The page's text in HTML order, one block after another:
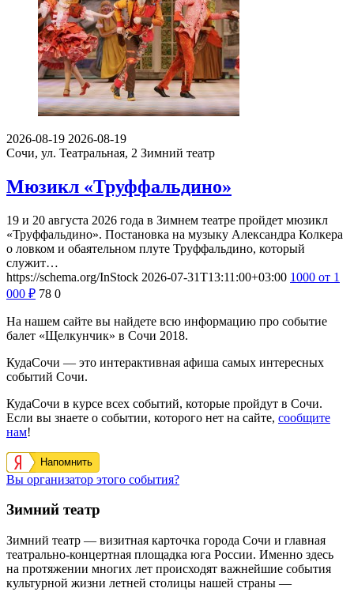
2026-08-19 2026-08-19
Сочи, ул. Театральная, 2 Зимний театр
Мюзикл «Труффальдино»
19 и 20 августа 2026 года в Зимнем театре пройдет мюзикл
«Труффальдино». Постановка на музыку Александра Колкера
о ловком и обаятельном плуте Труффальдино, который
служит…
https://schema.org/InStock 2026-07-31T13:11:00+03:00 1000 от 1
000 ₽ 78 0
На нашем сайте вы найдете всю информацию про событие
балет «Щелкунчик» в Сочи 2018.
КудаСочи — это интерактивная афиша самых интересных
событий Сочи.
КудаСочи в курсе всех событий, которые пройдут в Сочи.
Если вы знаете о событии, которого нет на сайте, сообщите
нам!
Напомнить
Вы организатор этого события?
Зимний театр
Зимний театр — визитная карточка города Сочи и главная
театрально-концертная площадка юга России. Именно здесь
на протяжении многих лет происходят важнейшие события
культурной жизни летней столицы нашей страны —